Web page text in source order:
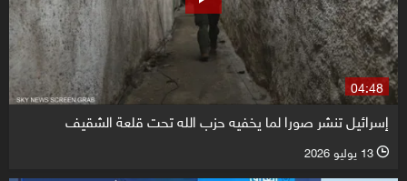
04:48
إسرائيل تنشر صورا لما يخفيه حزب الله تحت قلعة الشقيف
l 13 يوليو 2026